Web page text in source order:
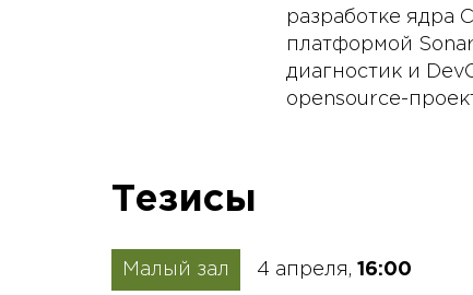
разработке ядра
платформой
диагностик и
opensource-
Тезисы
Малый зал 4 апреля, 16:00